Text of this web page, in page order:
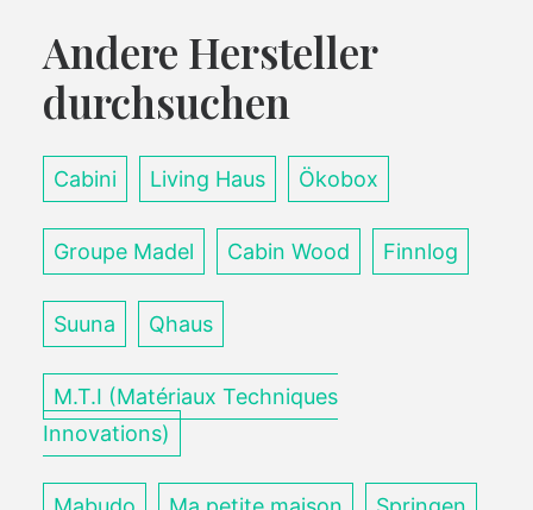
Andere Hersteller
durchsuchen
Cabini Living Haus Ökobox
Groupe Madel Cabin Wood Finnlog
Suuna Qhaus
M.T.I (Matériaux Techniques
Innovations)